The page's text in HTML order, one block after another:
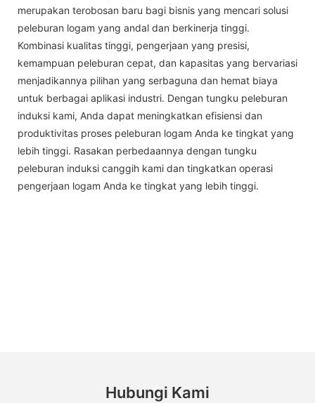
merupakan terobosan baru bagi bisnis yang mencari solusi
peleburan logam yang andal dan berkinerja tinggi.
Kombinasi kualitas tinggi, pengerjaan yang presisi,
kemampuan peleburan cepat, dan kapasitas yang bervariasi
menjadikannya pilihan yang serbaguna dan hemat biaya
untuk berbagai aplikasi industri. Dengan tungku peleburan
induksi kami, Anda dapat meningkatkan efisiensi dan
produktivitas proses peleburan logam Anda ke tingkat yang
lebih tinggi. Rasakan perbedaannya dengan tungku
peleburan induksi canggih kami dan tingkatkan operasi
pengerjaan logam Anda ke tingkat yang lebih tinggi.
Hubungi Kami